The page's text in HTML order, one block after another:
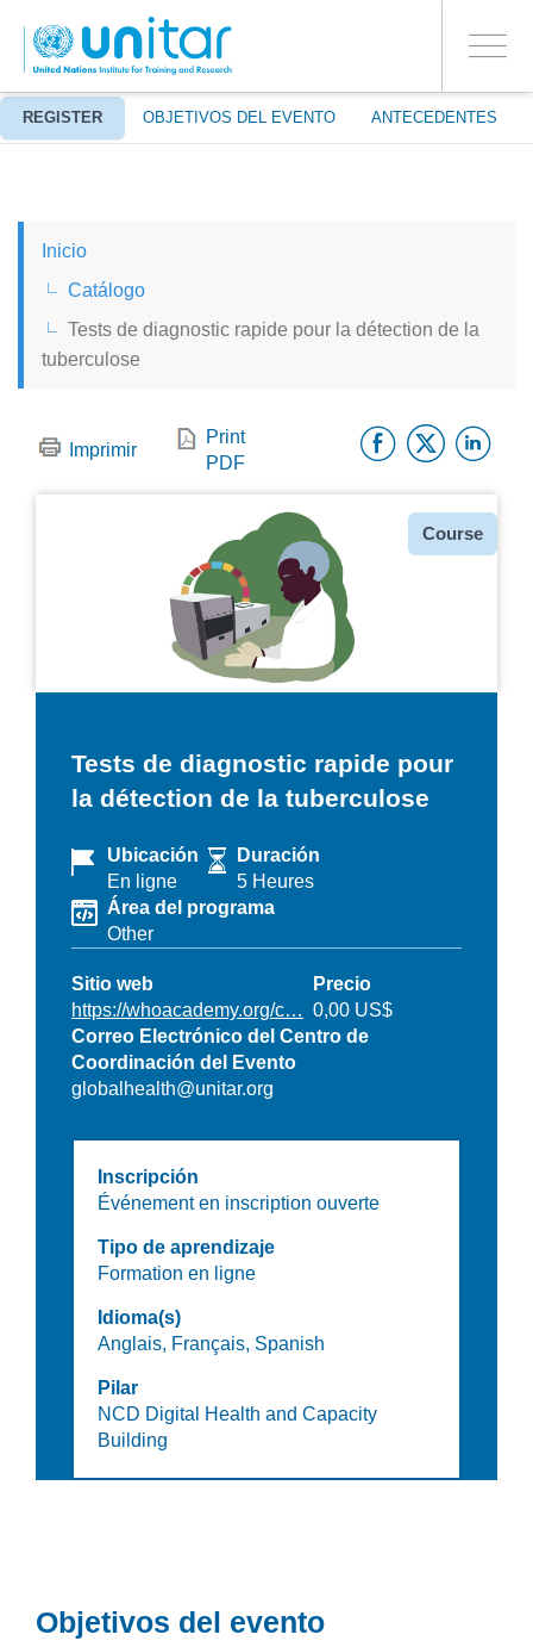
contenido
principal
Toggle
ACERCA DE OBJETIVOS DEL EVENTO ANTECEDENTES
REGISTER
PROCEED WITH CHECKOUT
SÍ
ENTRAR A LA CUENTA
CHINESE, SIMPLIFIED
Inicio
Catálogo
Tests de diagnostic rapide pour la détection de la
tuberculose
Imprimir
Print
PDF
Tipo
Course
Tests de diagnostic rapide pour
la détection de la tuberculose
Ubicación
En ligne
Duración
5 Heures
Área del programa
Other
Sitio web
https://whoacademy.org/c…
Precio
0,00 US$
Correo Electrónico del Centro de
Coordinación del Evento
globalhealth@unitar.org
Inscripción
Événement en inscription ouverte
Tipo de aprendizaje
Formation en ligne
Idioma(s)
Anglais, Français, Spanish
Pilar
NCD Digital Health and Capacity
Building
Objetivos del evento